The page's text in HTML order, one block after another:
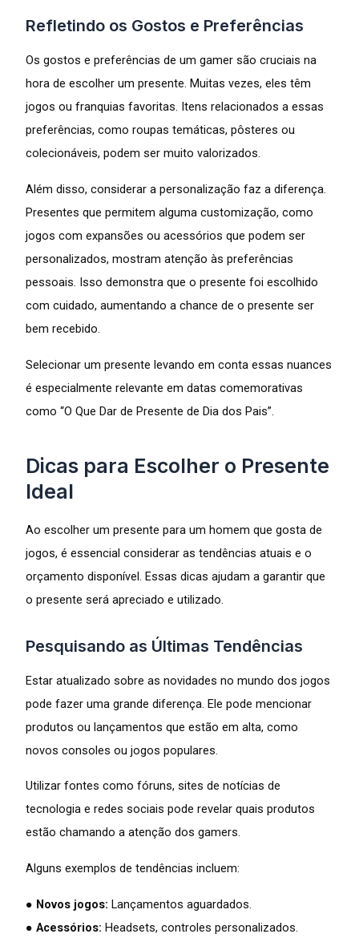
Refletindo os Gostos e Preferências
Os gostos e preferências de um gamer são cruciais na
hora de escolher um presente. Muitas vezes, eles têm
jogos ou franquias favoritas. Itens relacionados a essas
preferências, como roupas temáticas, pôsteres ou
colecionáveis, podem ser muito valorizados.
Além disso, considerar a personalização faz a diferença.
Presentes que permitem alguma customização, como
jogos com expansões ou acessórios que podem ser
personalizados, mostram atenção às preferências
pessoais. Isso demonstra que o presente foi escolhido
com cuidado, aumentando a chance de o presente ser
bem recebido.
Selecionar um presente levando em conta essas nuances
é especialmente relevante em datas comemorativas
como “O Que Dar de Presente de Dia dos Pais”.
Dicas para Escolher o Presente
Ideal
Ao escolher um presente para um homem que gosta de
jogos, é essencial considerar as tendências atuais e o
orçamento disponível. Essas dicas ajudam a garantir que
o presente será apreciado e utilizado.
Pesquisando as Últimas Tendências
Estar atualizado sobre as novidades no mundo dos jogos
pode fazer uma grande diferença. Ele pode mencionar
produtos ou lançamentos que estão em alta, como
novos consoles ou jogos populares.
Utilizar fontes como fóruns, sites de notícias de
tecnologia e redes sociais pode revelar quais produtos
estão chamando a atenção dos gamers.
Alguns exemplos de tendências incluem:
● Novos jogos: Lançamentos aguardados.
●Acessórios: Headsets, controles personalizados.